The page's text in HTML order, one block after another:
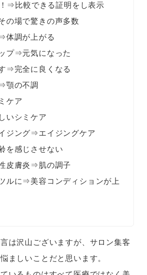
！⇒比較できる証明をし表示
の場で驚きの声多数
体調が上がる
プ⇒元気になった
⇒完全に良くなる
顎の不調
ケア
いシミケア
ジング⇒エイジングケア
を感じさせない
皮膚炎⇒肌の調子
ルに⇒美容コンディションが上
は沢山ございますが、サロン集客
ましいことだと思います。